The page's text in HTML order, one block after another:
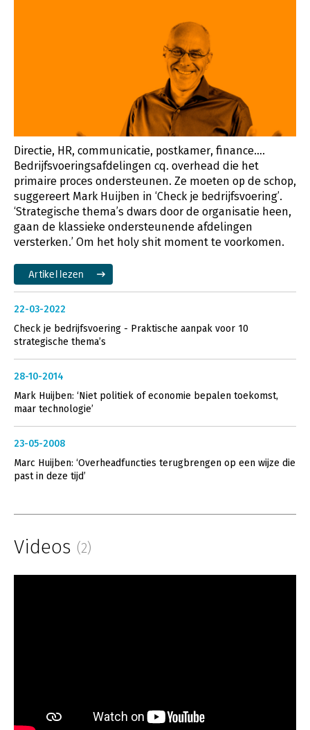
Directie, HR, communicatie, postkamer, finance….
Bedrijfsvoeringsafdelingen cq. overhead die het
primaire proces ondersteunen. Ze moeten op de schop,
suggereert Mark Huijben in ‘Check je bedrijfsvoering’.
‘Strategische thema’s dwars door de organisatie heen,
gaan de klassieke ondersteunende afdelingen
versterken.’ Om het holy shit moment te voorkomen.
Artikel lezen
22-03-2022
Check je bedrijfsvoering - Praktische aanpak voor 10
strategische thema’s
28-10-2014
Mark Huijben: ‘Niet politiek of economie bepalen toekomst,
maar technologie’
23-05-2008
Marc Huijben: ‘Overheadfuncties terugbrengen op een wijze die
past in deze tijd’
Videos (2)